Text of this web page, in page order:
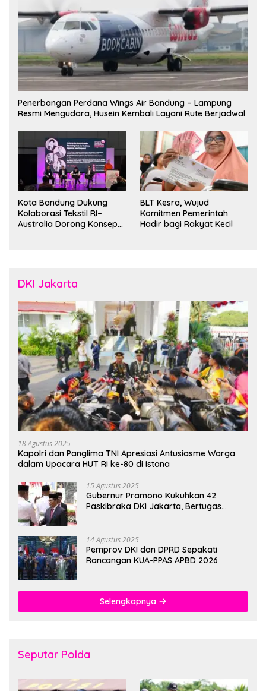
Penerbangan Perdana Wings Air Bandung – Lampung
Resmi Mengudara, Husein Kembali Layani Rute Berjadwal
Kota Bandung Dukung
Kolaborasi Tekstil RI–
Australia Dorong Konsep
BLT Kesra, Wujud
Komitmen Pemerintah
Hadir bagi Rakyat Kecil
DKI Jakarta
18 Agustus 2025
Kapolri dan Panglima TNI Apresiasi Antusiasme Warga
dalam Upacara HUT RI ke-80 di Istana
15 Agustus 2025
Gubernur Pramono Kukuhkan 42
Paskibraka DKI Jakarta, Bertugas
14 Agustus 2025
Pemprov DKI dan DPRD Sepakati
Rancangan KUA-PPAS APBD 2026
Selengkapnya
Seputar Polda